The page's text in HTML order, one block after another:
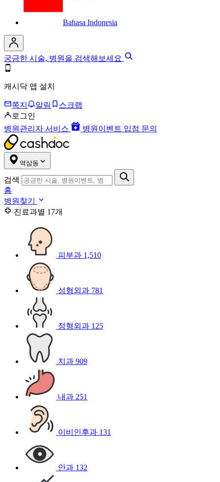
Bahasa Indonesia
궁금한 시술, 병원을 검색해보세요
캐시닥 앱 설치
쪽지 알림
스크랩
로그인
병원관리자 서비스
병원이벤트 입점 문의
역삼동
검색
홈
병원찾기
진료과별 17개
피부과 1,510
성형외과 781
정형외과 125
치과 909
내과 251
이비인후과 131
안과 132